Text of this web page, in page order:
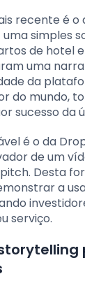
recente é o
simples
de hotel
uma
da
do mundo,
sucesso da
é o da
de um
Desta
a
serviço.